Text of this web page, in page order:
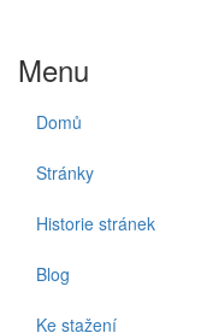
Menu
Domů
Stránky
Historie stránek
Blog
Ke stažení